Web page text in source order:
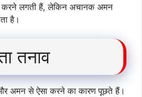
करने लगती हैं, लेकिन अचानक अमन
है।
तनाव
अमन से ऐसा करने का कारण पूछते हैं।